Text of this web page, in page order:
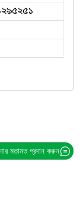
মতামত প্রদান করুন